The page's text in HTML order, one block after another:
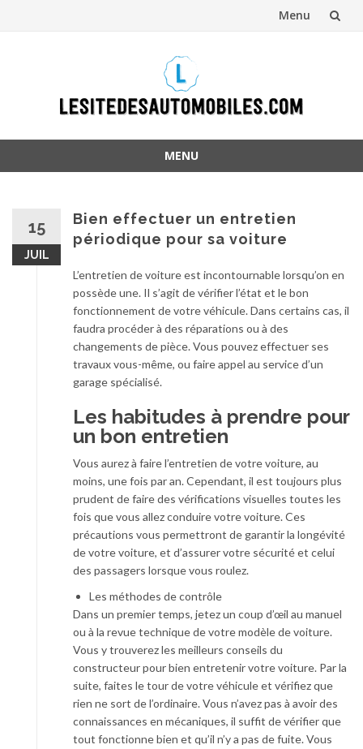
Menu
MENU
15
JUIL
Bien effectuer un entretien
périodique pour sa voiture
L’entretien de voiture est incontournable lorsqu’on en
possède une. Il s’agit de vérifier l’état et le bon
fonctionnement de votre véhicule. Dans certains cas, il
faudra procéder à des réparations ou à des
changements de pièce. Vous pouvez effectuer ses
travaux vous-même, ou faire appel au service d’un
garage spécialisé.
Les habitudes à prendre pour
un bon entretien
Vous aurez à faire l’entretien de votre voiture, au
moins, une fois par an. Cependant, il est toujours plus
prudent de faire des vérifications visuelles toutes les
fois que vous allez conduire votre voiture. Ces
précautions vous permettront de garantir la longévité
de votre voiture, et d’assurer votre sécurité et celui
des passagers lorsque vous roulez.
Les méthodes de contrôle
Dans un premier temps, jetez un coup d’œil au manuel
ou à la revue technique de votre modèle de voiture.
Vous y trouverez les meilleurs conseils du
constructeur pour bien entretenir votre voiture. Par la
suite, faites le tour de votre véhicule et vérifiez que
rien ne sort de l’ordinaire. Vous n’avez pas à avoir des
connaissances en mécaniques, il suffit de vérifier que
tout fonctionne bien et qu’il n’y a pas de fuite. Vous